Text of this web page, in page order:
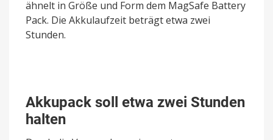
ähnelt in Größe und Form dem MagSafe Battery
Pack. Die Akkulaufzeit beträgt etwa zwei
Stunden.
Akkupack soll etwa zwei Stunden
halten